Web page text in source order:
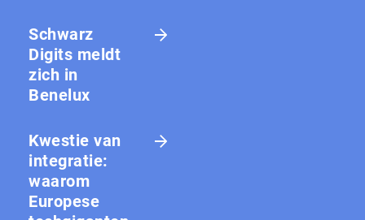
Schwarz
Digits meldt
zich in
Benelux
Kwestie van
integratie:
waarom
Europese